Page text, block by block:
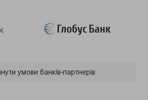
умови банкiв-партнерiв